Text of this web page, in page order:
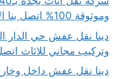
وموثوقة 100% اتصل بنا الان
وتركيب مجاني للاثاث